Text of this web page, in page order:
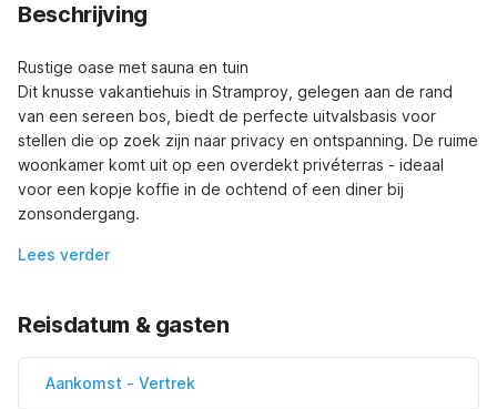
Beschrijving
Rustige oase met sauna en tuin
Dit knusse vakantiehuis in Stramproy, gelegen aan de rand
van een sereen bos, biedt de perfecte uitvalsbasis voor
stellen die op zoek zijn naar privacy en ontspanning. De ruime
woonkamer komt uit op een overdekt privéterras - ideaal
voor een kopje koffie in de ochtend of een diner bij
zonsondergang.
Lees verder
Reisdatum & gasten
Aankomst - Vertrek